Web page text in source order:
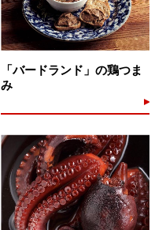
「バードランド」の鶏つま
み